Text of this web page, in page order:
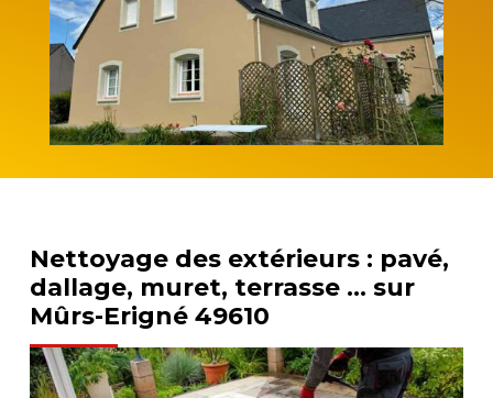
Nettoyage des extérieurs : pavé,
dallage, muret, terrasse … sur
Mûrs-Erigné 49610